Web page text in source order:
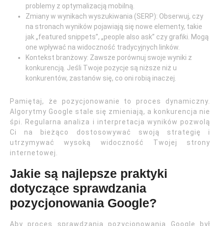
problemy z optymalizacją mobilną.
Zmiany w wynikach wyszukiwania (SERP): Obserwuj, czy
na stronach wyników pojawiają się nowe elementy, takie
jak „featured snippets”, „people also ask” czy grafiki. Mogą
one wpływać na widoczność tradycyjnych linków.
Kontekst branżowy: Zawsze porównuj swoje wyniki z
konkurencją. Jeśli Twoje pozycje są niższe niż u
konkurentów, zastanów się, co oni robią inaczej.
Pamiętaj, że pozycjonowanie to proces dynamiczny.
Algorytmy Google stale się zmieniają, a konkurencja nie
śpi. Regularna analiza i interpretacja wyników pozwolą
Ci na bieżąco dostosowywać swoją strategię i
utrzymywać wysoką widoczność Twojej strony
internetowej.
Jakie są najlepsze praktyki
dotyczące sprawdzania
pozycjonowania Google?
Aby proces sprawdzania pozycjonowania Google był